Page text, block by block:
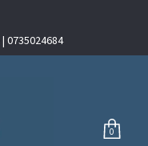
| 0735024684
0